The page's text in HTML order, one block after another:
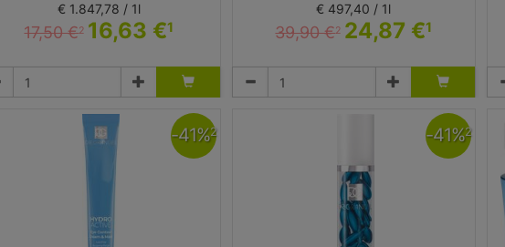
€ 1.847,78 / 1l
17,50 €2 16,63 €1
Ampullen
Dr. Grandel GmbH
€ 497,40 / 1l
39,90 €2 24,87 €1
Creme
Dr. Grandel GmbH
-41%2 -41%2